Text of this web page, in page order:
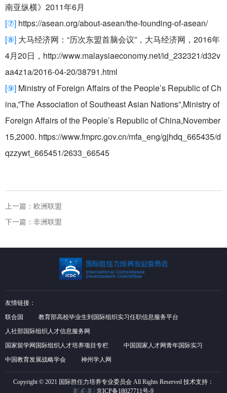
南亚纵横》 2011年6月
[⑦] https://asean.org/about-asean/the-founding-of-asean/
[⑧] 大马经济网：“历次东盟首脑会议”，大马经济网， 2016年
4月20日， http://www.malaysiaeconomy.net/id_232321/d32v
aa4z1a/2016-04-20/38791.html
[⑨] Ministry of Foreign Affairs of the People’s Republic of Ch
ina,”The Association of Southeast Asian Nations”,Ministry of
Foreign Affairs of the People’s Republic of China,November
15,2000. https://www.fmprc.gov.cn/mfa_eng/gjhdq_665435/d
qzzywt_665451/2633_66545
上一篇： 欧洲联盟
下一篇： 非洲联盟
友情链接：
联合国
教育部高校毕业生到国际组织实习任职信息服务平台
人社部国际组织人才信息服务网
国家留学网国际组织人才培养项目专栏
中国国家人才网青年国际实习
中国教育发展战略学会
神州学人网
Copyright © 2021 国际胜任力培养专业委员会 All Rights Reserved 技术支持：
京ICP备18027711号-9